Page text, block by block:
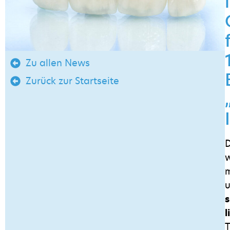
Zu allen News
Zurück zur Startseite